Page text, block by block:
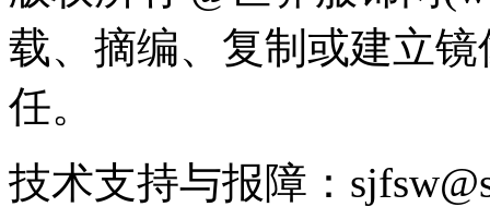
载、摘编、复制或建立
任。
技术支持与报障：